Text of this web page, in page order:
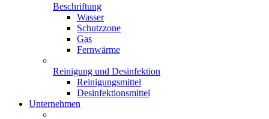
Beschriftung
Wasser
Schutzzone
Gas
Fernwärme
Reinigung und Desinfektion
Reinigungsmittel
Desinfektionsmittel
Unternehmen